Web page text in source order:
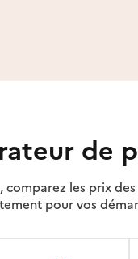
de
les prix des
pour vos